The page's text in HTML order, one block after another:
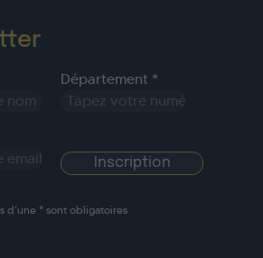
Département *
d’une * sont obligatoires